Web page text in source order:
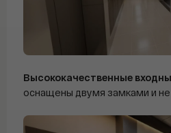
Высококачественные
оснащены двумя замками и